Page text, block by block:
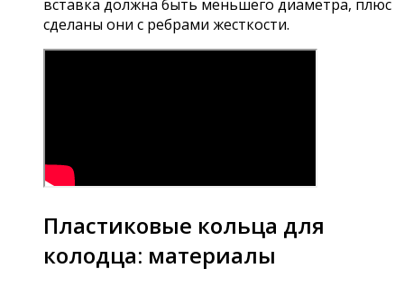
вставка должна быть меньшего диаметра, плюс
сделаны они с ребрами жесткости.
Пластиковые кольца для
колодца: материалы